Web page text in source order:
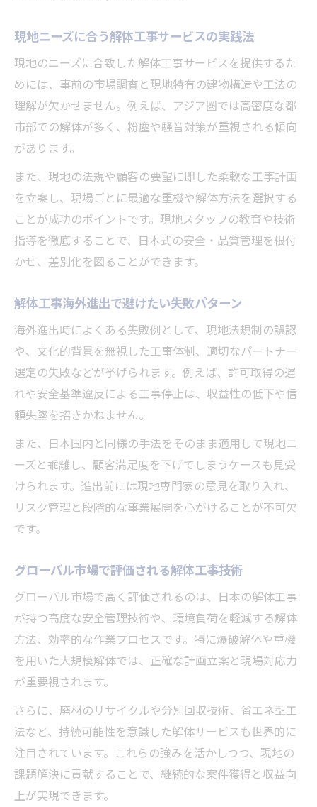
ーチ
解体工事で海外大型案件を狙う営業戦略
大型解体工事を海外で受注する成功ポイン
ト
現地パートナーとの連携で広がる解体工事
商機
海外解体工事で信頼を築く提案手法とは
大型案件入札で勝つための解体工事準備法
異文化対応が重要な海外解体工事の成功事例
異文化対応が鍵となる解体工事海外プロジ
ェクト
現地理解を深める解体工事のアプローチ事
例
海外で評価された解体工事の柔軟な対応力
言語や習慣の壁を乗り越えた解体工事体験
文化差を活かした独自の解体工事手法紹介
現地ニーズに合う解体工事サービスの実践法
現地のニーズに合致した解体工事サービスを提供するた
めには、事前の市場調査と現地特有の建物構造や工法の
理解が欠かせません。例えば、アジア圏では高密度な都
市部での解体が多く、粉塵や騒音対策が重視される傾向
があります。
また、現地の法規や顧客の要望に即した柔軟な工事計画
を立案し、現場ごとに最適な重機や解体方法を選択する
ことが成功のポイントです。現地スタッフの教育や技術
指導を徹底することで、日本式の安全・品質管理を根付
かせ、差別化を図ることができます。
解体工事海外進出で避けたい失敗パターン
海外進出時によくある失敗例として、現地法規制の誤認
や、文化的背景を無視した工事体制、適切なパートナー
選定の失敗などが挙げられます。例えば、許可取得の遅
れや安全基準違反による工事停止は、収益性の低下や信
頼失墜を招きかねません。
また、日本国内と同様の手法をそのまま適用して現地ニ
ーズと乖離し、顧客満足度を下げてしまうケースも見受
けられます。進出前には現地専門家の意見を取り入れ、
リスク管理と段階的な事業展開を心がけることが不可欠
です。
グローバル市場で評価される解体工事技術
グローバル市場で高く評価されるのは、日本の解体工事
が持つ高度な安全管理技術や、環境負荷を軽減する解体
方法、効率的な作業プロセスです。特に爆破解体や重機
を用いた大規模解体では、正確な計画立案と現場対応力
が重要視されます。
さらに、廃材のリサイクルや分別回収技術、省エネ型工
法など、持続可能性を意識した解体サービスも世界的に
注目されています。これらの強みを活かしつつ、現地の
課題解決に貢献することで、継続的な案件獲得と収益向
上が実現できます。